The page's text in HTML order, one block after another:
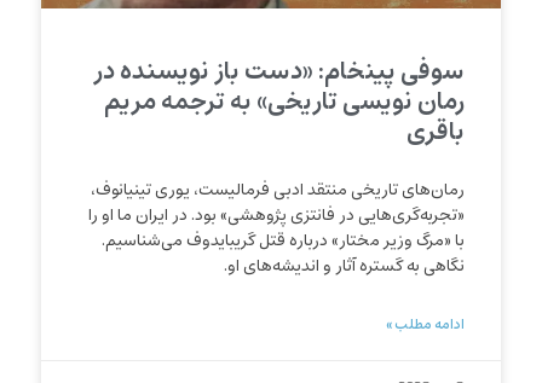
سوفی پینخام: «دست باز نویسنده در
رمان نویسی تاریخی» به ترجمه مریم
باقری
رمان‏‌های تاریخی منتقد ادبی فرمالیست، یوری تینیانوف،
«تجربه‏‌گری‏‌هایی در فانتزی پژوهشی» بود. در ایران ما او را
با «مرگ وزیر مختار» درباره قتل گریبایدوف می‌شناسیم.
نگاهی به گستره آثار و اندیشه‌های او.
ادامه مطلب »